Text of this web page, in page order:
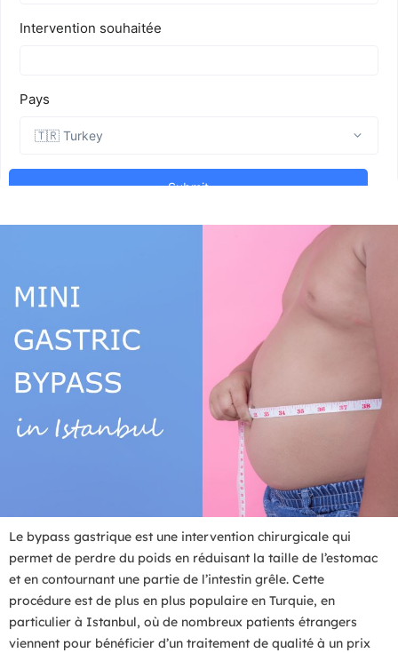
Le bypass gastrique est une intervention chirurgicale qui
permet de perdre du poids en réduisant la taille de l’estomac
et en contournant une partie de l’intestin grêle. Cette
procédure est de plus en plus populaire en Turquie, en
particulier à Istanbul, où de nombreux patients étrangers
viennent pour bénéficier d’un traitement de qualité à un prix